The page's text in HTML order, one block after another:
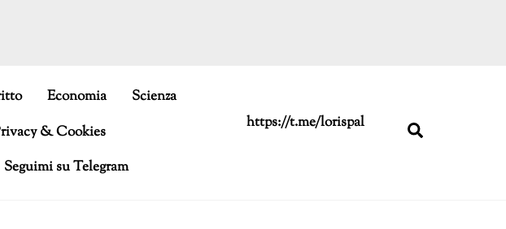
https://t.me/lorispal
Economia
Scienza
& Cookies
Seguimi su Telegram